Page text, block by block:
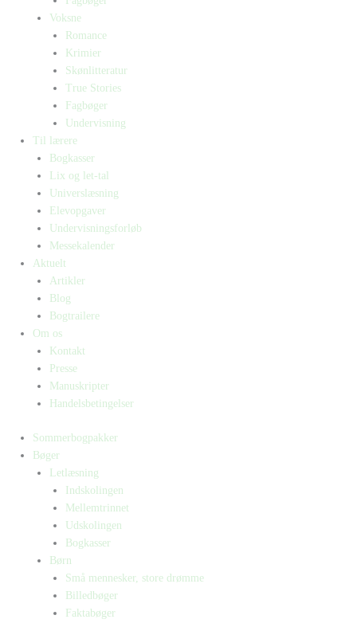
Voksne
Romance
Krimier
Skønlitteratur
True Stories
Fagbøger
Undervisning
Til lærere
Bogkasser
Lix og let-tal
Universlæsning
Elevopgaver
Undervisningsforløb
Messekalender
Aktuelt
Artikler
Blog
Bogtrailere
Om os
Kontakt
Presse
Manuskripter
Handelsbetingelser
Sommerbogpakker
Bøger
Letlæsning
Indskolingen
Mellemtrinnet
Udskolingen
Bogkasser
Børn
Små mennesker, store drømme
Billedbøger
Faktabøger